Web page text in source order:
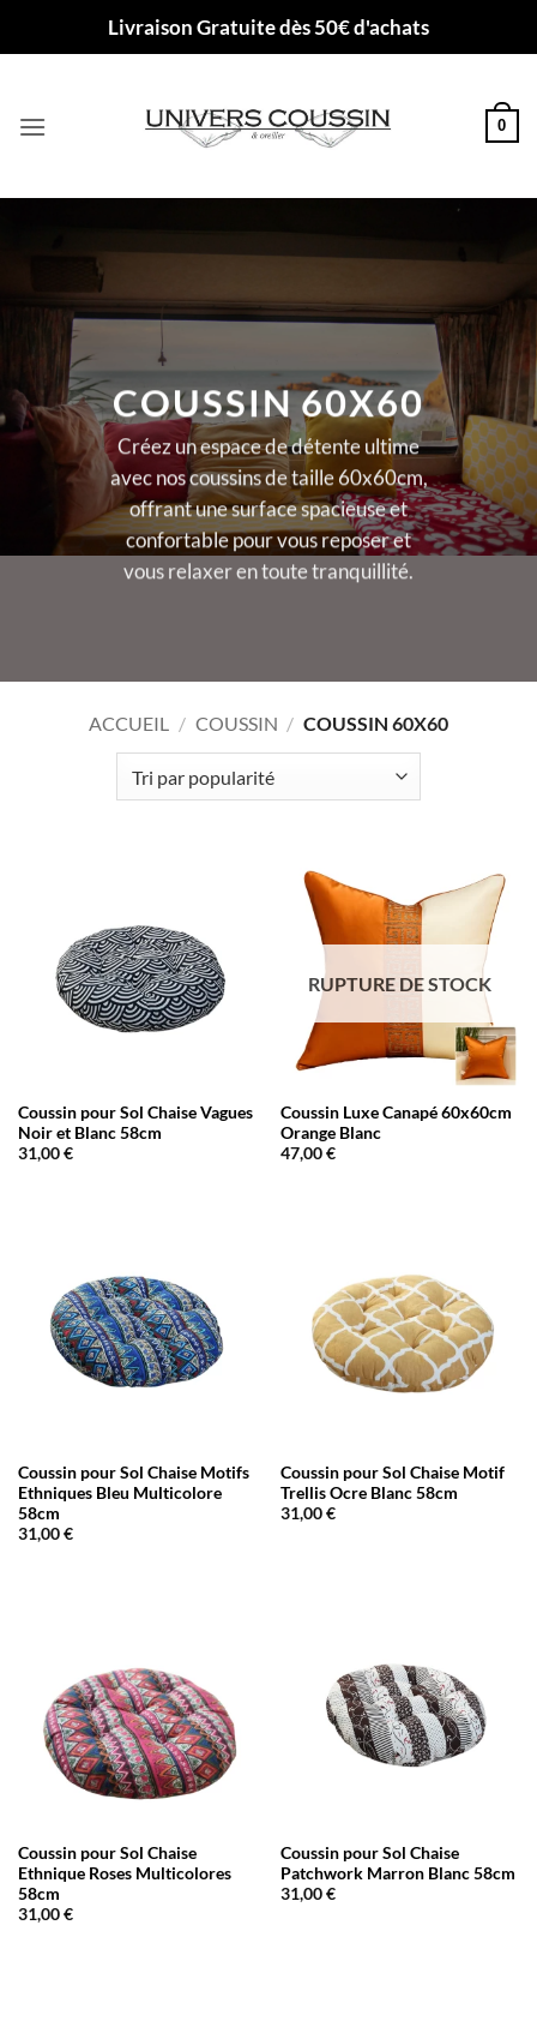
Livraison Gratuite dès 50€ d'achats
0
COUSSIN 60X60
Créez un espace de détente ultime
avec nos coussins de taille 60x60cm,
offrant une surface spacieuse et
confortable pour vous reposer et
vous relaxer en toute tranquillité.
ACCUEIL / COUSSIN / COUSSIN 60X60
Coussin pour Sol Chaise Vagues
Noir et Blanc 58cm
31,00€
RUPTURE DE STOCK
Coussin Luxe Canapé 60x60cm
Orange Blanc
47,00€
Coussin pour Sol Chaise Motifs
Ethniques Bleu Multicolore
58cm
31,00€
Coussin pour Sol Chaise Motif
Trellis Ocre Blanc 58cm
31,00€
Coussin pour Sol Chaise
Ethnique Roses Multicolores
58cm
31,00€
Coussin pour Sol Chaise
Patchwork Marron Blanc 58cm
31,00€